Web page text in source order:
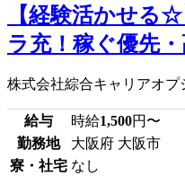
【経験活かせる
ラ充！稼ぐ優先
株式会社綜合キャリアオプ
給与 時給1,500円〜
勤務地
大阪府 大阪市
寮・社宅 なし